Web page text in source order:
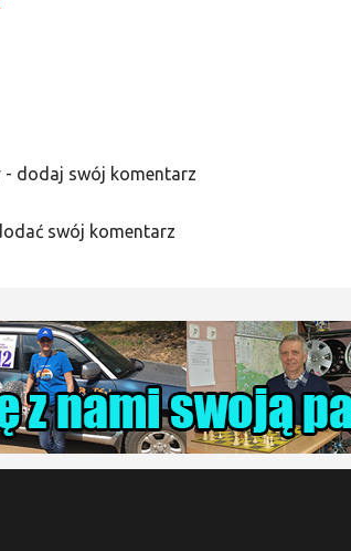
- dodaj swój komentarz
swój komentarz